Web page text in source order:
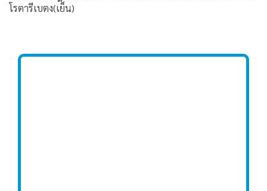
โรตารีเบตง(เย็น)